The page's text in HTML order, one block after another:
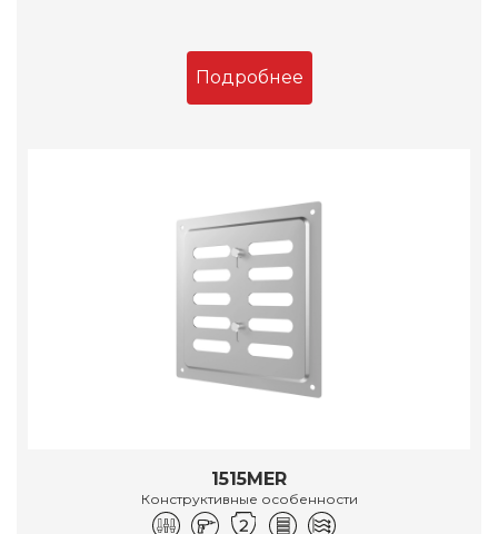
Подробнее
1515MER
Конструктивные особенности